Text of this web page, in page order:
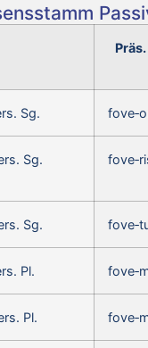
Sg.
Sg.
Sg.
Pl.
Pl.